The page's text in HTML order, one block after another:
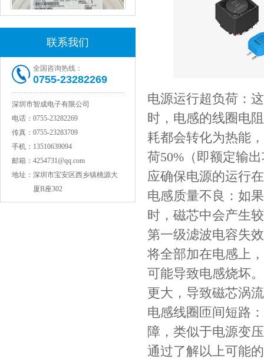
村田电感LQW15AN47NG80D
联系我们
全国咨询热线：
0755-23282269
深圳市智成电子有限公司
电话： 0755-23282269
传真： 0755-23283709
手机： 13510639094
邮箱： 4254731@qq.com
地址： 深圳市宝安区西乡镇桃源大
厦B座302
电源运行超负荷：
时，电感的线圈电
耗都会转化为热能
荷50%（即额定输
应确保电源的运行
电感质量不良：如
时，磁芯中会产生
第一级滤波电容失
将全部加在电感上
可能导致电感烧坏
更大，导致磁芯涡
电感线圈匝间短路
障，类似于电源变
通过了解以上可能